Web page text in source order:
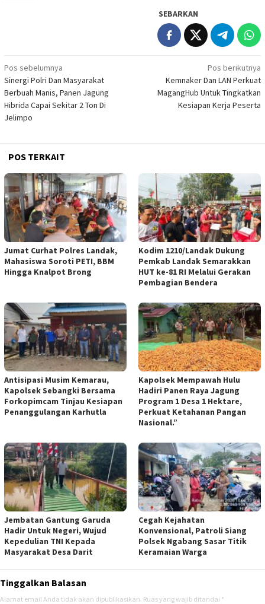
SEBARKAN
Navigasi
pos
Pos sebelumnya
Sinergi Polri Dan Masyarakat
Berbuah Manis, Panen Jagung
Hibrida Capai Sekitar 2 Ton Di
Jelimpo
Pos berikutnya
Kemnaker Dan LAN Perkuat
MagangHub Untuk Tingkatkan
Kesiapan Kerja Peserta
POS TERKAIT
Jumat Curhat Polres Landak,
Mahasiswa Soroti PETI, BBM
Hingga Knalpot Brong
Kodim 1210/Landak Dukung
Pemkab Landak Semarakkan
HUT ke-81 RI Melalui Gerakan
Pembagian Bendera
Antisipasi Musim Kemarau,
Kapolsek Sebangki Bersama
Forkopimcam Tinjau Kesiapan
Penanggulangan Karhutla
Kapolsek Mempawah Hulu
Hadiri Panen Raya Jagung
Program 1 Desa 1 Hektare,
Perkuat Ketahanan Pangan
Nasional.”
Jembatan Gantung Garuda
Hadir Untuk Negeri, Wujud
Kepedulian TNI Kepada
Masyarakat Desa Darit
Cegah Kejahatan
Konvensional, Patroli Siang
Polsek Ngabang Sasar Titik
Keramaian Warga
Tinggalkan Balasan
Alamat email Anda tidak akan dipublikasikan. Ruas yang wajib ditandai *